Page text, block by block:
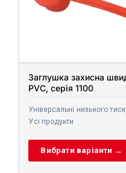
Заглушка захисна
PVC, серія 1100
Універсальні низького
Усі продукти
Вибрати варіанти →